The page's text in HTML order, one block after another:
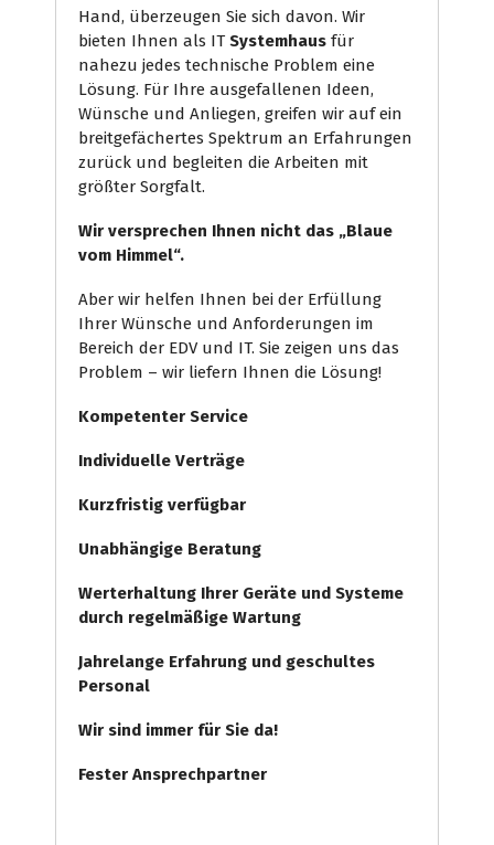
Hand, überzeugen Sie sich davon. Wir
bieten Ihnen als IT Systemhaus für
nahezu jedes technische Problem eine
Lösung. Für Ihre ausgefallenen Ideen,
Wünsche und Anliegen, greifen wir auf ein
breitgefächertes Spektrum an Erfahrungen
zurück und begleiten die Arbeiten mit
größter Sorgfalt.
Wir versprechen Ihnen nicht das „Blaue
vom Himmel“.
Aber wir helfen Ihnen bei der Erfüllung
Ihrer Wünsche und Anforderungen im
Bereich der EDV und IT. Sie zeigen uns das
Problem – wir liefern Ihnen die Lösung!
Kompetenter Service
Individuelle Verträge
Kurzfristig verfügbar
Unabhängige Beratung
Werterhaltung Ihrer Geräte und Systeme
durch regelmäßige Wartung
Jahrelange Erfahrung und geschultes
Personal
Wir sind immer für Sie da!
Fester Ansprechpartner